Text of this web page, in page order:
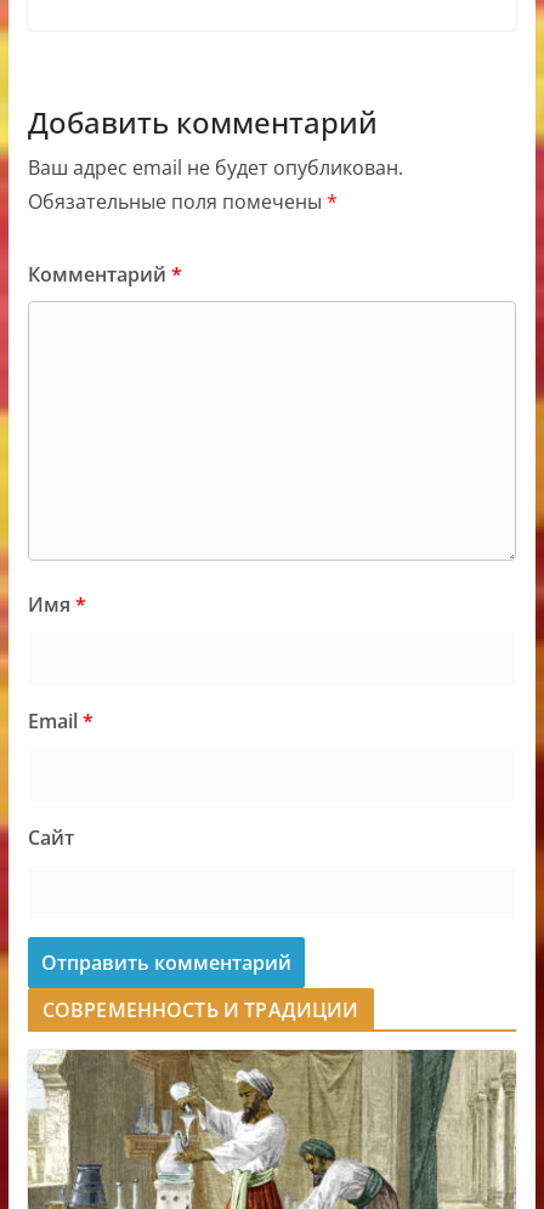
Добавить комментарий
Ваш адрес email не будет опубликован.
Обязательные поля помечены *
Комментарий *
Имя *
Email*
Сайт
СОВРЕМЕННОСТЬ И ТРАДИЦИИ